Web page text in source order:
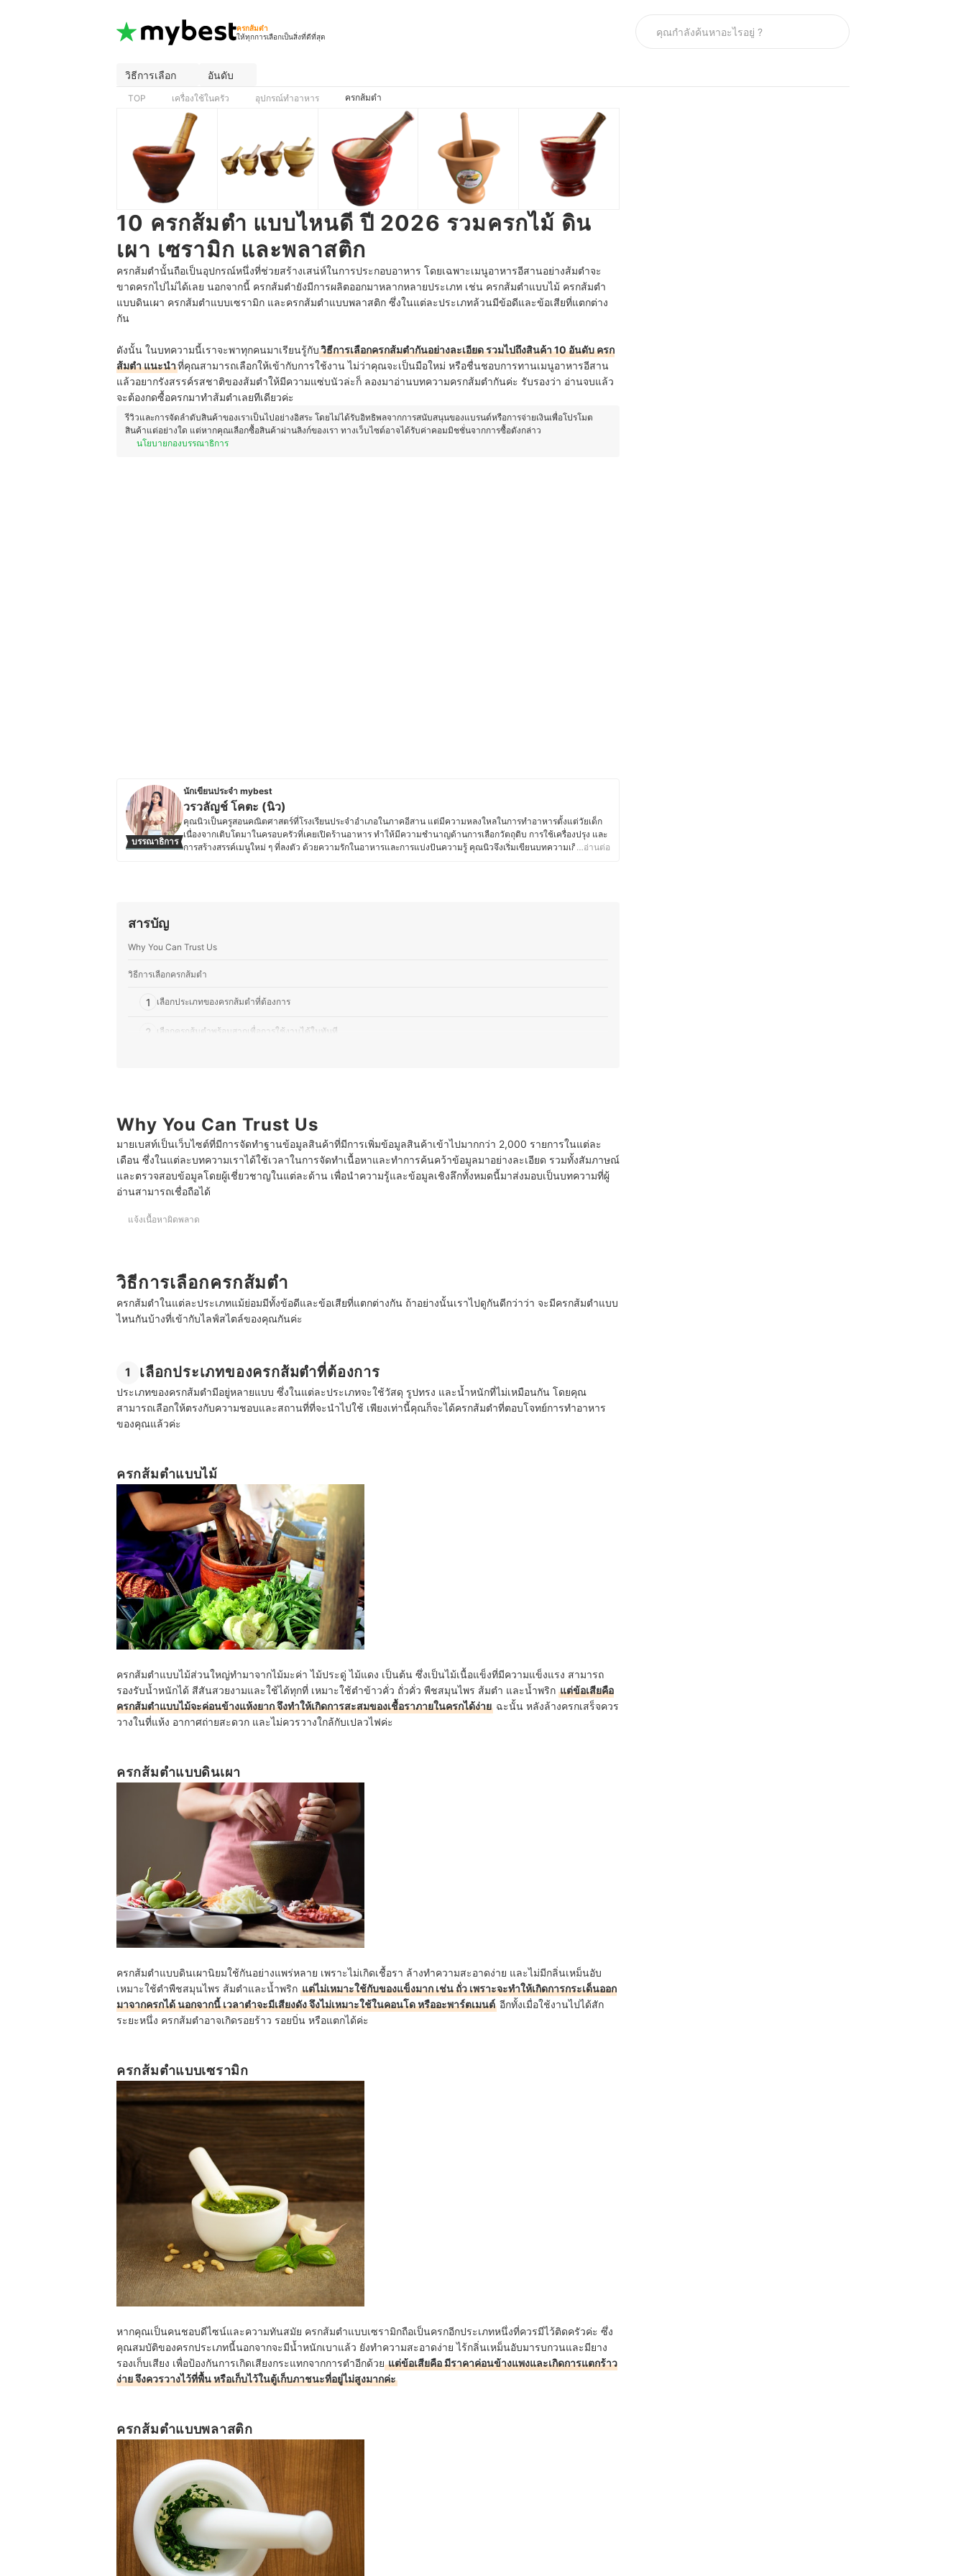
ครกส้มตำ
ให้ทุกการเลือกเป็นสิ่งที่ดีที่สุด
วิธีการเลือก อันดับ
TOP เครื่องใช้ในครัว อุปกรณ์ทำอาหาร ครกส้มตำ
10 ครกส้มตำ แบบไหนดี ปี 2026 รวมครกไม้ ดิน
เผา เซรามิก และพลาสติก
ครกส้มตำนั้นถือเป็นอุปกรณ์หนึ่งที่ช่วยสร้างเสน่ห์ในการประกอบอาหาร โดยเฉพาะเมนูอาหารอีสานอย่างส้มตำจะ
ขาดครกไปไม่ได้เลย นอกจากนี้ ครกส้มตำยังมีการผลิตออกมาหลากหลายประเภท เช่น ครกส้มตำแบบไม้ ครกส้มตำ
แบบดินเผา ครกส้มตำแบบเซรามิก และครกส้มตำแบบพลาสติก ซึ่งในแต่ละประเภทล้วนมีข้อดีและข้อเสียที่แตกต่าง
กัน
ดังนั้น ในบทความนี้เราจะพาทุกคนมาเรียนรู้กับวิธีการเลือกครกส้มตำกันอย่างละเอียด รวมไปถึงสินค้า 10 อันดับ ครก
ส้มตำ แนะนำที่คุณสามารถเลือกให้เข้ากับการใช้งาน ไม่ว่าคุณจะเป็นมือใหม่ หรือชื่นชอบการทานเมนูอาหารอีสาน
แล้วอยากรังสรรค์รสชาติของส้มตำให้มีความแซ่บนัวล่ะก็ ลองมาอ่านบทความครกส้มตำกันค่ะ รับรองว่า อ่านจบแล้ว
จะต้องกดซื้อครกมาทำส้มตำเลยทีเดียวค่ะ
รีวิวและการจัดลำดับสินค้าของเราเป็นไปอย่างอิสระ โดยไม่ได้รับอิทธิพลจากการสนับสนุนของแบรนด์หรือการจ่ายเงินเพื่อโปรโมต
สินค้าแต่อย่างใด แต่หากคุณเลือกซื้อสินค้าผ่านลิงก์ของเรา ทางเว็บไซต์อาจได้รับค่าคอมมิชชั่นจากการซื้อดังกล่าว
นโยบายกองบรรณาธิการ
บรรณาธิการ
นักเขียนประจำ mybest
วรวลัญช์ โคตะ (นิว)
คุณนิวเป็นครูสอนคณิตศาสตร์ที่โรงเรียนประจำอำเภอในภาคอีสาน แต่มีความหลงใหลในการทำอาหารตั้งแต่วัยเด็ก
เนื่องจากเติบโตมาในครอบครัวที่เคยเปิดร้านอาหาร ทำให้มีความชำนาญด้านการเลือกวัตถุดิบ การใช้เครื่องปรุง และ
การสร้างสรรค์เมนูใหม่ ๆ ที่ลงตัว ด้วยความรักในอาหารและการแบ่งปันความรู้ คุณนิวจึงเริ่มเขียนบทความเกี่ยวกับ
…อ่านต่อ
สารบัญ
Why You Can Trust Us
วิธีการเลือกครกส้มตำ
1 เลือกประเภทของครกส้มตำที่ต้องการ
2 เลือกครกส้มตำพร้อมสากเพื่อการใช้งานได้ในทันที
Why You Can Trust Us
มายเบสท์เป็นเว็บไซต์ที่มีการจัดทำฐานข้อมูลสินค้าที่มีการเพิ่มข้อมูลสินค้าเข้าไปมากกว่า 2,000 รายการในแต่ละ
เดือน ซึ่งในแต่ละบทความเราได้ใช้เวลาในการจัดทำเนื้อหาและทำการค้นคว้าข้อมูลมาอย่างละเอียด รวมทั้งสัมภาษณ์
และตรวจสอบข้อมูลโดยผู้เชี่ยวชาญในแต่ละด้าน เพื่อนำความรู้และข้อมูลเชิงลึกทั้งหมดนี้มาส่งมอบเป็นบทความที่ผู้
อ่านสามารถเชื่อถือได้
แจ้งเนื้อหาผิดพลาด
วิธีการเลือกครกส้มตำ
ครกส้มตำในแต่ละประเภทแม้ย่อมมีทั้งข้อดีและข้อเสียที่แตกต่างกัน ถ้าอย่างนั้นเราไปดูกันดีกว่าว่า จะมีครกส้มตำแบบ
ไหนกันบ้างที่เข้ากับไลฟ์สไตล์ของคุณกันค่ะ
1 เลือกประเภทของครกส้มตำที่ต้องการ
ประเภทของครกส้มตำมีอยู่หลายแบบ ซึ่งในแต่ละประเภทจะใช้วัสดุ รูปทรง และน้ำหนักที่ไม่เหมือนกัน โดยคุณ
สามารถเลือกให้ตรงกับความชอบและสถานที่ที่จะนำไปใช้ เพียงเท่านี้คุณก็จะได้ครกส้มตำที่ตอบโจทย์การทำอาหาร
ของคุณแล้วค่ะ
ครกส้มตำแบบไม้
ครกส้มตำแบบไม้ส่วนใหญ่ทำมาจากไม้มะค่า ไม้ประดู่ ไม้แดง เป็นต้น ซึ่งเป็นไม้เนื้อแข็งที่มีความแข็งแรง สามารถ
รองรับน้ำหนักได้ สีสันสวยงามและใช้ได้ทุกที่ เหมาะใช้ตำข้าวคั่ว ถั่วคั่ว พืชสมุนไพร ส้มตำ และน้ำพริก แต่ข้อเสียคือ
ครกส้มตำแบบไม้จะค่อนข้างแห้งยาก จึงทำให้เกิดการสะสมของเชื้อราภายในครกได้ง่าย ฉะนั้น หลังล้างครกเสร็จควร
วางในที่แห้ง อากาศถ่ายสะดวก และไม่ควรวางใกล้กับเปลวไฟค่ะ
ครกส้มตำแบบดินเผา
ครกส้มตำแบบดินเผานิยมใช้กันอย่างแพร่หลาย เพราะไม่เกิดเชื้อรา ล้างทำความสะอาดง่าย และไม่มีกลิ่นเหม็นอับ
เหมาะใช้ตำพืชสมุนไพร ส้มตำและน้ำพริก แต่ไม่เหมาะใช้กับของแข็งมาก เช่น ถั่ว เพราะจะทำให้เกิดการกระเด็นออก
มาจากครกได้ นอกจากนี้ เวลาตำจะมีเสียงดัง จึงไม่เหมาะใช้ในคอนโด หรืออะพาร์ตเมนต์ อีกทั้งเมื่อใช้งานไปได้สัก
ระยะหนึ่ง ครกส้มตำอาจเกิดรอยร้าว รอยบิ่น หรือแตกได้ค่ะ
ครกส้มตำแบบเซรามิก
หากคุณเป็นคนชอบดีไซน์และความทันสมัย ครกส้มตำแบบเซรามิกถือเป็นครกอีกประเภทหนึ่งที่ควรมีไว้ติดครัวค่ะ ซึ่ง
คุณสมบัติของครกประเภทนี้นอกจากจะมีน้ำหนักเบาแล้ว ยังทำความสะอาดง่าย ไร้กลิ่นเหม็นอับมารบกวนและมียาง
รองเก็บเสียง เพื่อป้องกันการเกิดเสียงกระแทกจากการตำอีกด้วยแต่ข้อเสียคือ มีราคาค่อนข้างแพงและเกิดการแตกร้าว
ง่าย จึงควรวางไว้ที่พื้น หรือเก็บไว้ในตู้เก็บภาชนะที่อยู่ไม่สูงมากค่ะ
ครกส้มตำแบบพลาสติก